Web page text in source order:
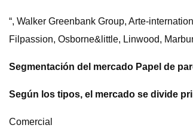
“, Walker Greenbank Group, Arte-
Filpassion, Osborne&little, Linwood,
Segmentación del mercado Papel de
Según los tipos, el mercado se divide
Comercial